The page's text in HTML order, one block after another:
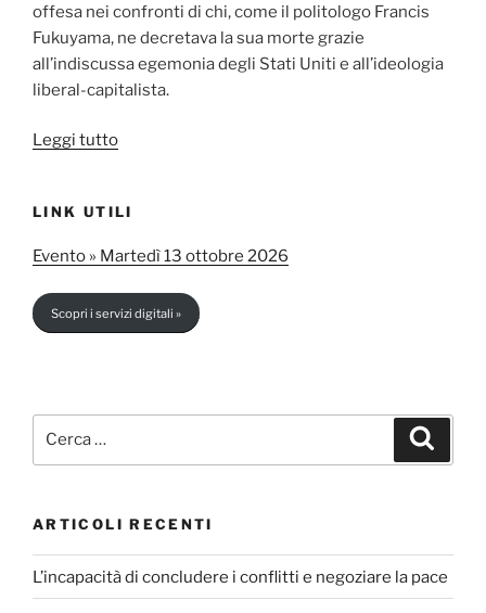
offesa nei confronti di chi, come il politologo Francis
Fukuyama, ne decretava la sua morte grazie
all’indiscussa egemonia degli Stati Uniti e all’ideologia
liberal-capitalista.
Leggi tutto“Neutralità
autonomia
un
modello
svizzero
LINK UTILI
Evento » Martedì 13 ottobre 2026
Scopri i servizi digitali »
ARTICOLI RECENTI
L’incapacità di concludere i conflitti e negoziare la pace